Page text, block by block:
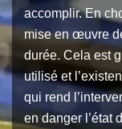
accomplir. En
mise en œuvre
durée. Cela est
utilisé et
qui rend
en danger l’état